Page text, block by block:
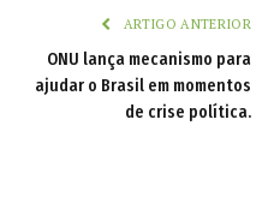
ARTIGO ANTERIOR
ONU lança mecanismo para
ajudar o Brasil em momentos
de crise política.